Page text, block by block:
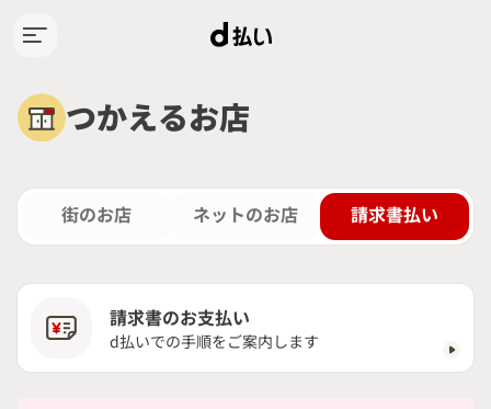
トップ
d払いとは
つかえるお店
使い方ガイド
つかえるお店
街のお店 ネットのお店 請求書払い
請求書のお支払い
d払いでの手順をご案内します
リセット